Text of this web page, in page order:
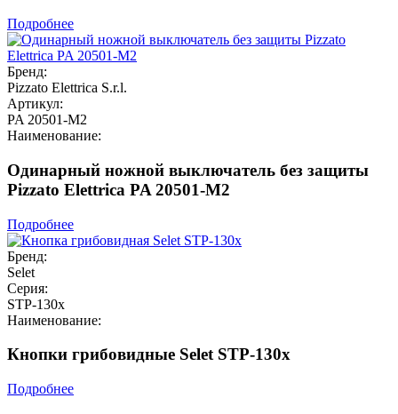
Подробнее
Бренд:
Pizzato Elettrica S.r.l.
Артикул:
PA 20501-M2
Наименование:
Одинарный ножной выключатель без защиты
Pizzato Elettrica PA 20501-M2
Подробнее
Бренд:
Selet
Серия:
STP-130x
Наименование:
Кнопки грибовидные Selet STP-130x
Подробнее